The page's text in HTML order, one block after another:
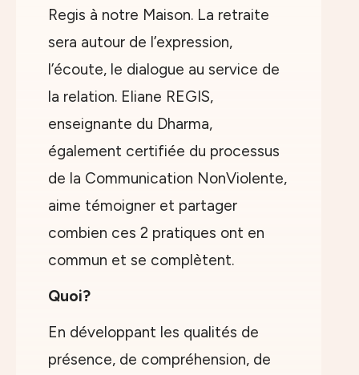
Regis à notre Maison. La retraite
sera autour de l’expression,
l’écoute, le dialogue au service de
la relation. Eliane REGIS,
enseignante du Dharma,
également certifiée du processus
de la Communication NonViolente,
aime témoigner et partager
combien ces 2 pratiques ont en
commun et se complètent.
Quoi?
En développant les qualités de
présence, de compréhension, de